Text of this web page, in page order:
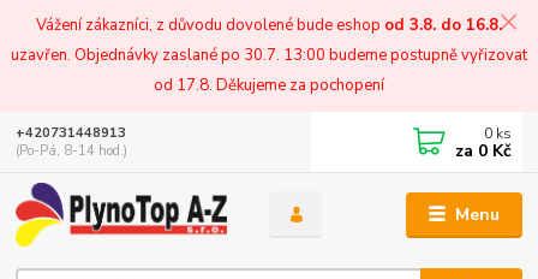
Vážení zákazníci, z důvodu dovolené bude eshop od 3.8. do 16.8.
uzavřen. Objednávky zaslané po 30.7. 13:00 budeme postupně vyřizovat
od 17.8. Děkujeme za pochopení
Menu
+420731448913
(Po-Pá, 8-14 hod.)
0 ks
za 0 Kč